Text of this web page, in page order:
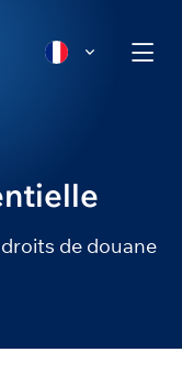
de douane